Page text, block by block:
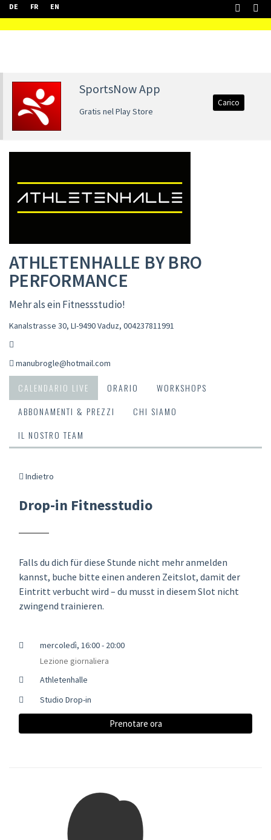
DE FR EN
SportsNow App
Gratis nel Play Store
Carico
ATHLETENHALLE BY BRO
PERFORMANCE
Mehr als ein Fitnessstudio!
Kanalstrasse 30, LI-9490 Vaduz, 004237811991
manubrogle@hotmail.com
CALENDARIO LIVE ORARIO
WORKSHOPS
ABBONAMENTI & PREZZI
CHI SIAMO
IL NOSTRO TEAM
Indietro
Drop-in Fitnesstudio
Falls du dich für diese Stunde nicht mehr anmelden
kannst, buche bitte einen anderen Zeitslot, damit der
Eintritt verbucht wird – du musst in diesem Slot nicht
zwingend trainieren.
mercoledì, 16:00 - 20:00
Lezione giornaliera
Athletenhalle
Studio Drop-in
Prenotare ora